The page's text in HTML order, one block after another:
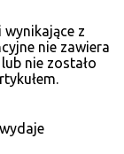
z
nie zawiera
nie zostało